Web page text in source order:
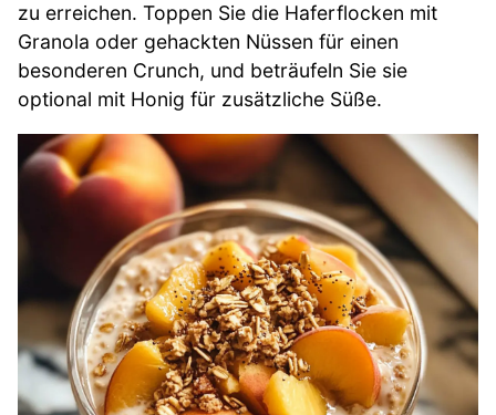
zu erreichen. Toppen Sie die Haferflocken mit
Granola oder gehackten Nüssen für einen
besonderen Crunch, und beträufeln Sie sie
optional mit Honig für zusätzliche Süße.